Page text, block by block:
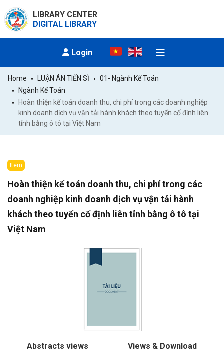
LIBRARY CENTER
DIGITAL LIBRARY
Login
Home LUẬN ÁN TIẾN SĨ
01- Ngành Kế Toán
Ngành Kế Toán
Hoàn thiện kế toán doanh thu, chi phí trong các doanh nghiệp
kinh doanh dịch vụ vận tải hành khách theo tuyến cố định liên
tỉnh bằng ô tô tại Việt Nam
Item
Hoàn thiện kế toán doanh thu, chi phí trong các
doanh nghiệp kinh doanh dịch vụ vận tải hành
khách theo tuyến cố định liên tỉnh bằng ô tô tại
Việt Nam
Abstracts views
Views & Download